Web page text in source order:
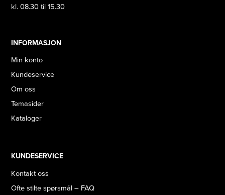
kl. 08.30 til 15.30
INFORMASJON
Min konto
Kundeservice
Om oss
Temasider
Kataloger
KUNDESERVICE
Kontakt oss
Ofte stilte spørsmål – FAQ